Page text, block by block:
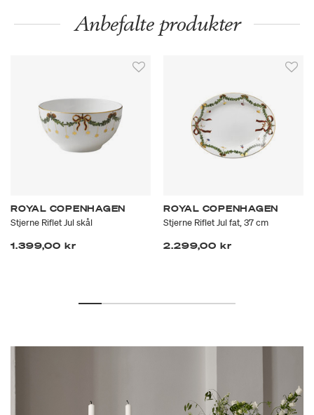
Anbefalte produkter
ROYAL COPENHAGEN
Stjerne Riflet Jul skål
1.399,00 kr
ROYAL COPENHAGEN
Stjerne Riflet Jul fat, 37 cm
2.299,00 kr